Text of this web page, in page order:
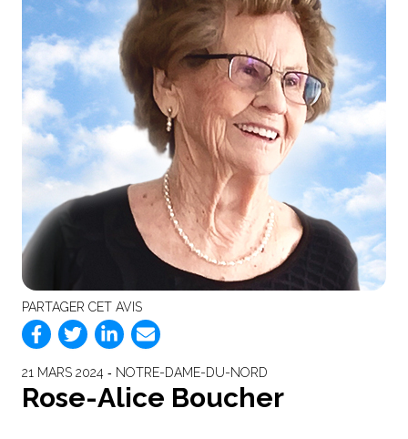
PARTAGER CET AVIS
21 MARS 2024 ‐ NOTRE-DAME-DU-NORD
Rose-Alice Boucher